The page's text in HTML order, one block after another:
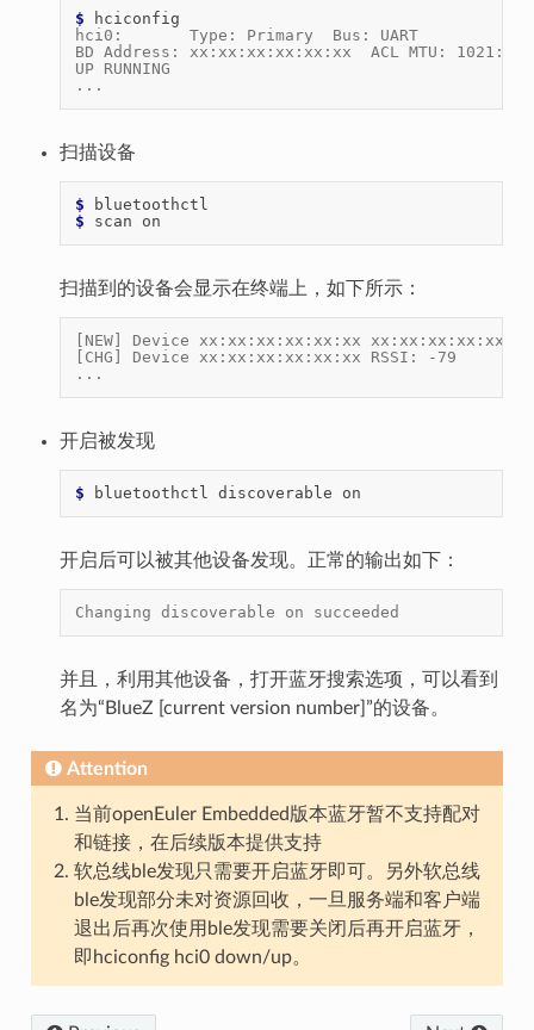
$
hci0:       Type: Primary  Bus: UART
BD Address: xx:xx:xx:xx:xx:xx  ACL MTU: 1021:8
UP RUNNING
...
扫描设备
$
$ scan
扫描到的设备会显示在终端上，如下所示：
[NEW] Device xx:xx:xx:xx:xx:xx xx:xx:xx:xx:xx:xx
[CHG] Device xx:xx:xx:xx:xx:xx RSSI: -79
...
开启被发现
$ bluetoothctl discoverable
开启后可以被其他设备发现。正常的输出如下：
Changing discoverable on succeeded
并且，利用其他设备，打开蓝牙搜索选项，可以看到
名为“BlueZ [current version number]”的设备。
Attention
当前openEuler Embedded版本蓝牙暂不支持配对
和链接，在后续版本提供支持
软总线ble发现只需要开启蓝牙即可。另外软总线
ble发现部分未对资源回收，一旦服务端和客户端
退出后再次使用ble发现需要关闭后再开启蓝牙，
即hciconfig hci0 down/up。